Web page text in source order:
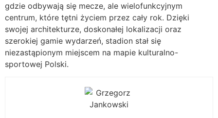
gdzie odbywają się mecze, ale wielofunkcyjnym
centrum, które tętni życiem przez cały rok. Dzięki
swojej architekturze, doskonałej lokalizacji oraz
szerokiej gamie wydarzeń, stadion stał się
niezastąpionym miejscem na mapie kulturalno-
sportowej Polski.